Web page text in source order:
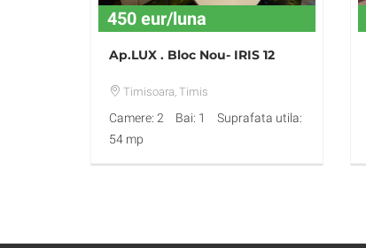
450 eur/luna
Ap.LUX . Bloc Nou- IRIS 12
Timisoara, Timis
Camere: 2 Bai: 1
Suprafata utila:
54 mp